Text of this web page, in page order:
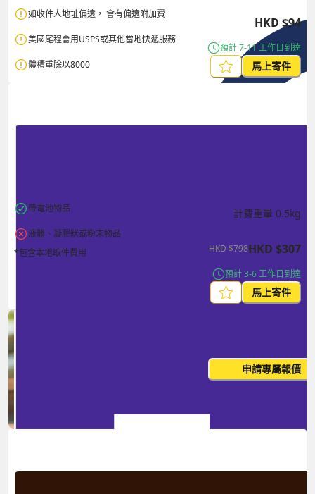
如收件人地址偏遠， 會有偏遠附加費
美國尾程會用USPS或其他當地快遞服務
體積重除以8000
HKD $94
預計 7-11 工作日到達
馬上寄件
帶電池物品
液體、凝膠狀或粉末物品
*包含本地取件費用
計費重量 0.5kg
HKD$798HKD $307
預計 3-6 工作日到達
馬上寄件
申請專屬報價